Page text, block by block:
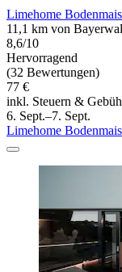
Limehome
11,1 km von
8,6/10
Hervorragend
(32 Bewertungen)
77 €
inkl. Steuern &
6. Sept.–7. Sept.
Limehome